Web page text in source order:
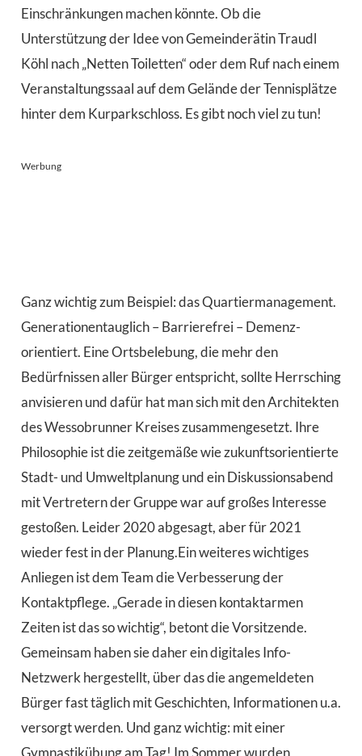
Einschränkungen machen könnte. Ob die
Unterstützung der Idee von Gemeinderätin Traudl
Köhl nach „Netten Toiletten“ oder dem Ruf nach einem
Veranstaltungssaal auf dem Gelände der Tennisplätze
hinter dem Kurparkschloss. Es gibt noch viel zu tun!
Werbung
Ganz wichtig zum Beispiel: das Quartiermanagement.
Generationentauglich – Barrierefrei – Demenz-
orientiert. Eine Ortsbelebung, die mehr den
Bedürfnissen aller Bürger entspricht, sollte Herrsching
anvisieren und dafür hat man sich mit den Architekten
des Wessobrunner Kreises zusammengesetzt. Ihre
Philosophie ist die zeitgemäße wie zukunftsorientierte
Stadt- und Umweltplanung und ein Diskussionsabend
mit Vertretern der Gruppe war auf großes Interesse
gestoßen. Leider 2020 abgesagt, aber für 2021
wieder fest in der Planung.Ein weiteres wichtiges
Anliegen ist dem Team die Verbesserung der
Kontaktpflege. „Gerade in diesen kontaktarmen
Zeiten ist das so wichtig“, betont die Vorsitzende.
Gemeinsam haben sie daher ein digitales Info-
Netzwerk hergestellt, über das die angemeldeten
Bürger fast täglich mit Geschichten, Informationen u.a.
versorgt werden. Und ganz wichtig: mit einer
Gymnastikübung am Tag! Im Sommer wurden